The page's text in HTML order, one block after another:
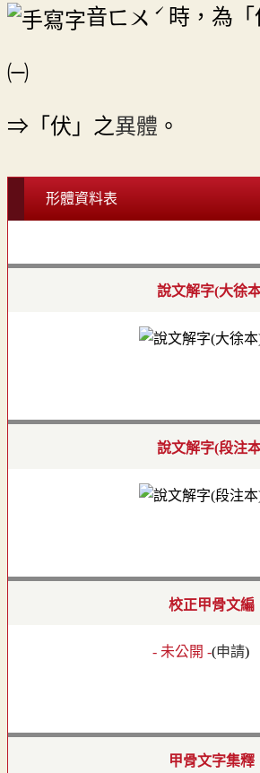
音ㄈㄨ ˊ 時，為「
㈠
⇒「伏」之異體 。
形體資料表
說文解字(大徐
說文解字(段注
校正甲骨文編
- 未公開 -(申請)
甲骨文字集釋